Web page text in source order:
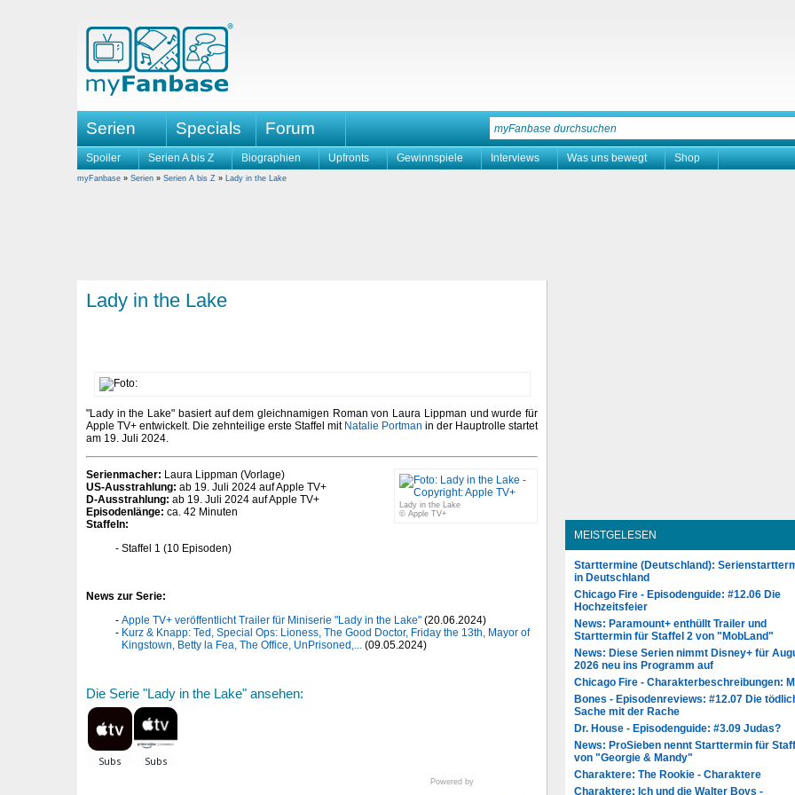
Serien Specials Forum
Spoiler Serien A bis Z Biographien Upfronts Gewinnspiele Interviews Was uns bewegt Shop
myFanbase » Serien » Serien A bis Z » Lady in the Lake
Lady in the Lake
"Lady in the Lake" basiert auf dem gleichnamigen Roman von Laura Lippman und wurde für
Apple TV+ entwickelt. Die zehnteilige erste Staffel mit Natalie Portman in der Hauptrolle startet
am 19. Juli 2024.
Lady in the Lake
© Apple TV+
Serienmacher: Laura Lippman (Vorlage)
US-Ausstrahlung: ab 19. Juli 2024 auf Apple TV+
D-Ausstrahlung: ab 19. Juli 2024 auf Apple TV+
Episodenlänge: ca. 42 Minuten
Staffeln:
Staffel 1 (10 Episoden)
News zur Serie:
Apple TV+ veröffentlicht Trailer für Miniserie "Lady in the Lake" (20.06.2024)
Kurz & Knapp: Ted, Special Ops: Lioness, The Good Doctor, Friday the 13th, Mayor of
Kingstown, Betty la Fea, The Office, UnPrisoned,... (09.05.2024)
Die Serie "Lady in the Lake" ansehen:
Powered by
MEISTGELESEN
Starttermine (Deutschland):
in Deutschland
Chicago Fire - Episodenguide: #12.06 Die
Hochzeitsfeier
News: Paramount+ enthüllt Trailer und
Starttermin für Staffel 2 von "MobLand"
News: Diese Serien nimmt Disney+ für
2026 neu ins Programm auf
Chicago Fire - Charakterbeschreibungen:
Bones - Episodenreviews: #12.07 Die
Sache mit der Rache
Dr. House - Episodenguide: #3.09 Judas?
News: ProSieben nennt Starttermin für
von "Georgie & Mandy"
Charaktere: The Rookie - Charaktere
Charaktere: Ich und die Walter Boys -